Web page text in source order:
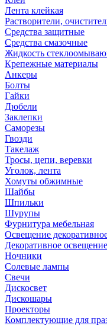
Лента клейкая
Растворители,
Средства защитные
Средства смазочные
Жидкость
Крепежные материалы
Анкеры
Болты
Гайки
Дюбели
Заклепки
Саморезы
Гвозди
Такелаж
Тросы, цепи, веревки
Уголок, лента
Хомуты обжимные
Шайбы
Шпильки
Шурупы
Фурнитура мебельная
Освещение
Декоративное
Ночники
Солевые лампы
Свечи
Дискосвет
Дискошары
Проекторы
Комплектующие для